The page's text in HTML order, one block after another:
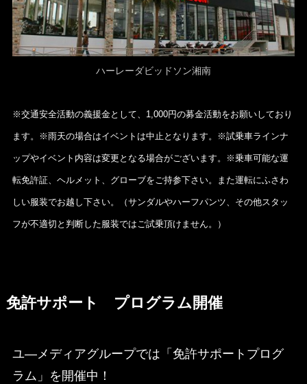
ハーレーダビッドソン湘南
※交通安全活動の義援金として、1,000円の募金活動をお願いしており
ます。※雨天の場合はイベントは中止となります。※試乗車ラインナ
ップやイベント内容は変更となる場合がございます。※乗車可能な運
転免許証、ヘルメット、グローブをご持参下さい。また運転にふさわ
しい服装でお越し下さい。（サンダルやハーフパンツ、その他スタッ
フが不適切と判断した服装ではご試乗頂けません。）
免許サポート プログラム開催
ユ―メディアグループでは「免許サポートプログ
ラム」を開催中！